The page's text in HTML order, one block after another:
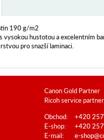
190 g/m2
vysokou hustotou a excelentním
pro snazší laminaci.
Canon Gold Partner
Ricoh service partner
Obchod:
+420
E-shop:
+420
E-mail:
e-